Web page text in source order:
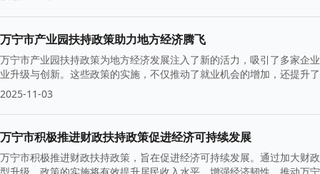
万宁市产业园扶持政策助力地方经济腾飞
万宁市产业园扶持政策为地方经济发展注入了新的活力，吸引了多家企
业升级与创新。这些政策的实施，不仅推动了就业机会的增加，还提升
2025-11-03
万宁市积极推进财政扶持政策促进经济可持续发展
万宁市积极推进财政扶持政策，旨在促进经济可持续发展。通过加大财